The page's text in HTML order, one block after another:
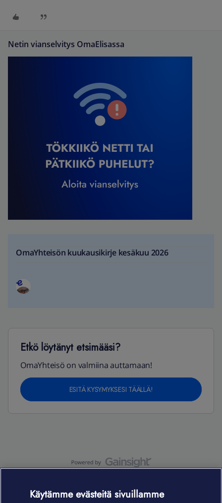
Netin vianselvitys OmaElisassa
OmaYhteisön kuukausikirje kesäkuu 2026
Etkö löytänyt etsimääsi?
OmaYhteisö on valmiina auttamaan!
ESITÄ KYSYMYKSESI TÄÄLLÄ!
Käytämme evästeitä sivuillamme